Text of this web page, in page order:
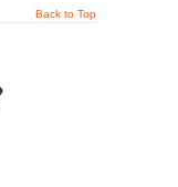
Back to Top